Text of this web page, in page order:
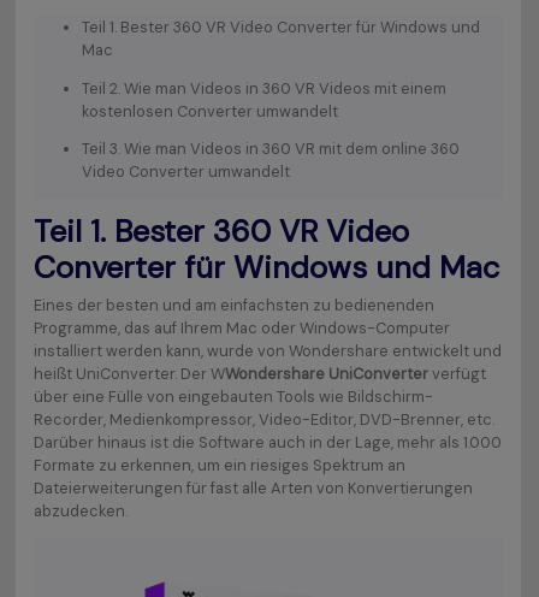
Teil 1. Bester 360 VR Video Converter für Windows und
Mac
Teil 2. Wie man Videos in 360 VR Videos mit einem
kostenlosen Converter umwandelt
Teil 3. Wie man Videos in 360 VR mit dem online 360
Video Converter umwandelt
Teil 1. Bester 360 VR Video
Converter für Windows und Mac
Eines der besten und am einfachsten zu bedienenden
Programme, das auf Ihrem Mac oder Windows-Computer
installiert werden kann, wurde von Wondershare entwickelt und
heißt UniConverter. Der WWondershare UniConverterverfügt
über eine Fülle von eingebauten Tools wie Bildschirm-
Recorder, Medienkompressor, Video-Editor, DVD-Brenner, etc.
Darüber hinaus ist die Software auch in der Lage, mehr als 1.000
Formate zu erkennen, um ein riesiges Spektrum an
Dateierweiterungen für fast alle Arten von Konvertierungen
abzudecken.